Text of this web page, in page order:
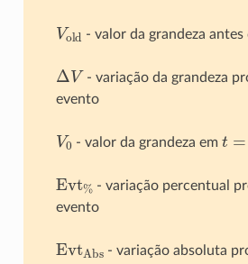
Vold - valor da grandeza
Δ V
- variação da grandeza
evento
V0- valor da grandeza em t
Evt
- variação percentual
evento
Evt
- variação absoluta